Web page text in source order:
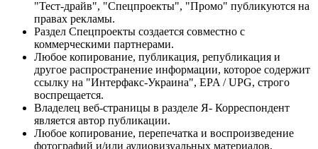
"Тест-драйв", "Спецпроекты", "Промо" публикуются на
правах рекламы.
Раздел Спецпроекты создается совместно с
коммерческими партнерами.
Любое копирование, публикация, републикация и
другое распространение информации, которое содержит
ссылку на "Интерфакс-Украина", EPA / UPG, строго
воспрещается.
Владелец веб-страницы в разделе Я- Корреспондент
является автор публикации.
Любое копирование, перепечатка и воспроизведение
фотографий и/или аудиовизуальных материалов,